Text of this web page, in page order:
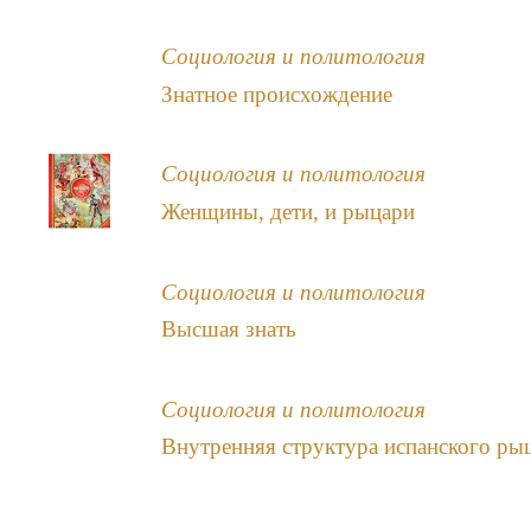
Социология и политология
Знатное происхождение
Социология и политология
Женщины, дети, и рыцари
Социология и политология
Высшая знать
Социология и политология
Внутренняя структура испанского